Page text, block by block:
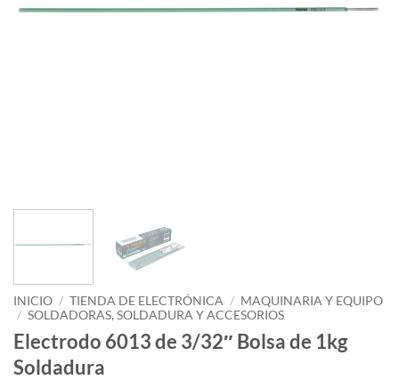
INICIO / TIENDA DE ELECTRÓNICA / MAQUINARIA Y EQUIPO
/ SOLDADORAS, SOLDADURA Y ACCESORIOS
Electrodo 6013 de 3/32″ Bolsa de 1kg
Soldadura